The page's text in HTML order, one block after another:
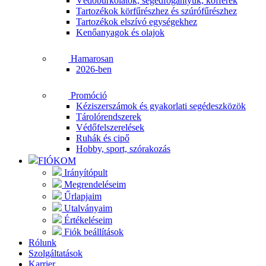
Tartozékok körfűrészhez és szúrófűrészhez
Tartozékok elszívó egységekhez
Kenőanyagok és olajok
Hamarosan
2026-ben
Promóció
Kéziszerszámok és gyakorlati segédeszközök
Tárolórendszerek
Védőfelszerelések
Ruhák és cipő
Hobby, sport, szórakozás
FIÓKOM
Irányítópult
Megrendeléseim
Űrlapjaim
Utalványaim
Értékeléseim
Fiók beállítások
Rólunk
Szolgáltatások